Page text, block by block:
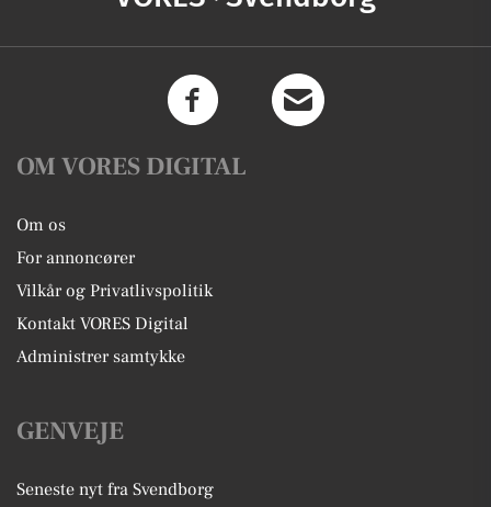
OM VORES DIGITAL
Om os
For annoncører
Vilkår og Privatlivspolitik
Kontakt VORES Digital
Administrer samtykke
GENVEJE
Seneste nyt fra Svendborg